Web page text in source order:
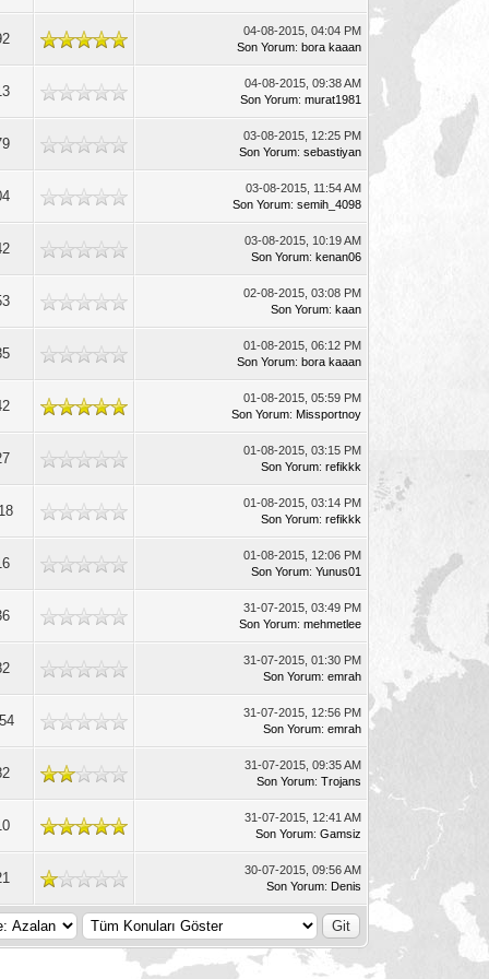
04-08-2015, 04:04 PM
Son Yorum:bora kaaan
04-08-2015, 09:38 AM
Son Yorum:murat1981
03-08-2015, 12:25 PM
Son Yorum:sebastiyan
03-08-2015, 11:54 AM
Son Yorum:semih_4098
03-08-2015, 10:19 AM
Son Yorum:kenan06
02-08-2015, 03:08 PM
Son Yorum:kaan
01-08-2015, 06:12 PM
Son Yorum:bora kaaan
01-08-2015, 05:59 PM
Son Yorum: Missportnoy
01-08-2015, 03:15 PM
Son Yorum:refikkk
01-08-2015, 03:14 PM
Son Yorum:refikkk
01-08-2015, 12:06 PM
Son Yorum:Yunus01
31-07-2015, 03:49 PM
Son Yorum:mehmetlee
31-07-2015, 01:30 PM
Son Yorum:emrah
31-07-2015, 12:56 PM
Son Yorum:emrah
31-07-2015, 09:35 AM
Son Yorum:Trojans
31-07-2015, 12:41 AM
Son Yorum:Gamsiz
30-07-2015, 09:56 AM
Son Yorum: Denis